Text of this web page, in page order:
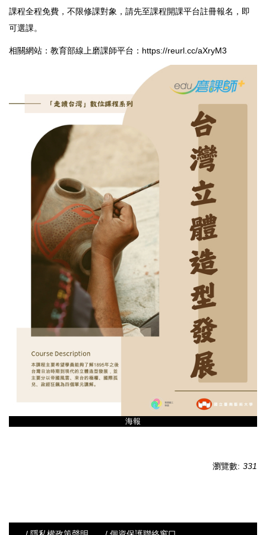
課程全程免費，不限修課對象，請先至課程開課平台註冊報名，即
可選課。
相關網站：教育部線上磨課師平台： https://reurl.cc/aXryM3
海報
瀏覽數: 331